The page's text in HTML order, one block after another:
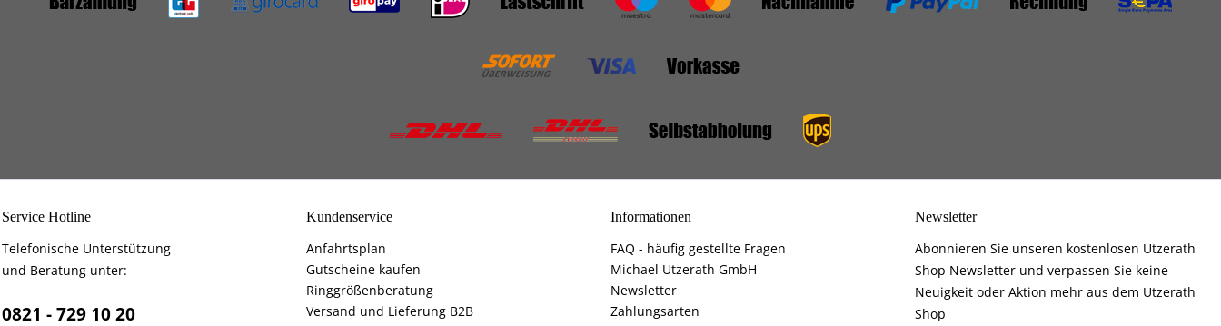
Service Hotline
Telefonische Unterstützung
und Beratung unter:
0821 - 729 10 20
Kundenservice
Anfahrtsplan
Gutscheine kaufen
Ringgrößenberatung
Versand und Lieferung B2B
Informationen
FAQ - häufig gestellte Fragen
Michael Utzerath GmbH
Newsletter
Zahlungsarten
Newsletter
Abonnieren Sie unseren kostenlosen Utzerath
Shop Newsletter und verpassen Sie keine
Neuigkeit oder Aktion mehr aus dem Utzerath
Shop